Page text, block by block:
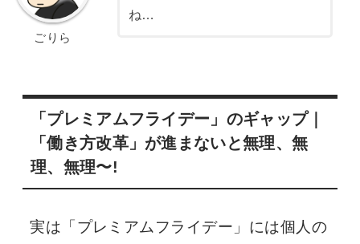
ごりら
ね…
「プレミアムフライデー」のギャップ｜
「働き方改革」が進まないと無理、無
理、無理〜!
実は「プレミアムフライデー」には個人の